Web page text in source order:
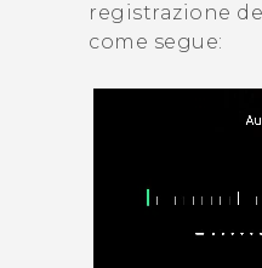
registrazione
come segue: